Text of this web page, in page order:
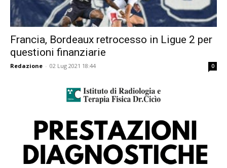
Francia, Bordeaux retrocesso in Ligue 2 per
questioni finanziarie
Redazione - 02 Lug 2021 18:44 0